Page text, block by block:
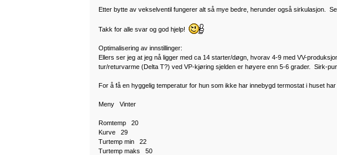
Etter bytte av vekselventil fungerer alt så mye bedre, herunder også sirkulasjon.
Takk for alle svar og god hjelp!
Optimalisering av innstillinger:
Ellers ser jeg at jeg nå ligger med ca 14 starter/døgn, hvorav 4-9 med VV-
tur/returvarme (Delta T?) ved VP-kjøring sjelden er høyere enn 5-6 grader. Sirk-
For å få en hyggelig temperatur for hun som ikke har innebygd termostat i huset
Meny Vinter
Romtemp 20
Kurve 29
Turtemp min 22
Turtemp maks 50